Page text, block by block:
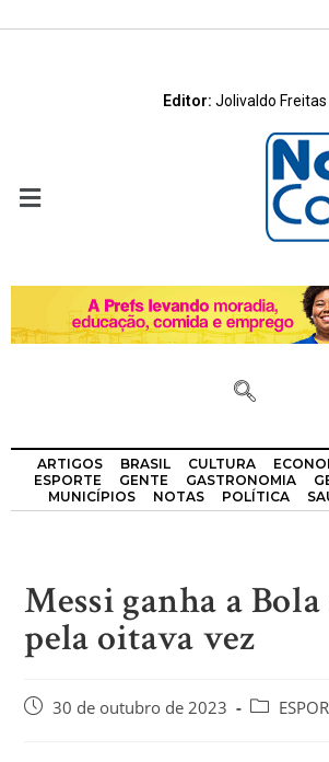
Editor: Jolivaldo Freitas
ARTIGOS BRASIL CULTURA
ESPORTE
GENTE GASTRONOMIA
MUNICÍPIOS
NOTAS POLÍTICA
Messi ganha a
pela oitava vez
30 de outubro de 2023